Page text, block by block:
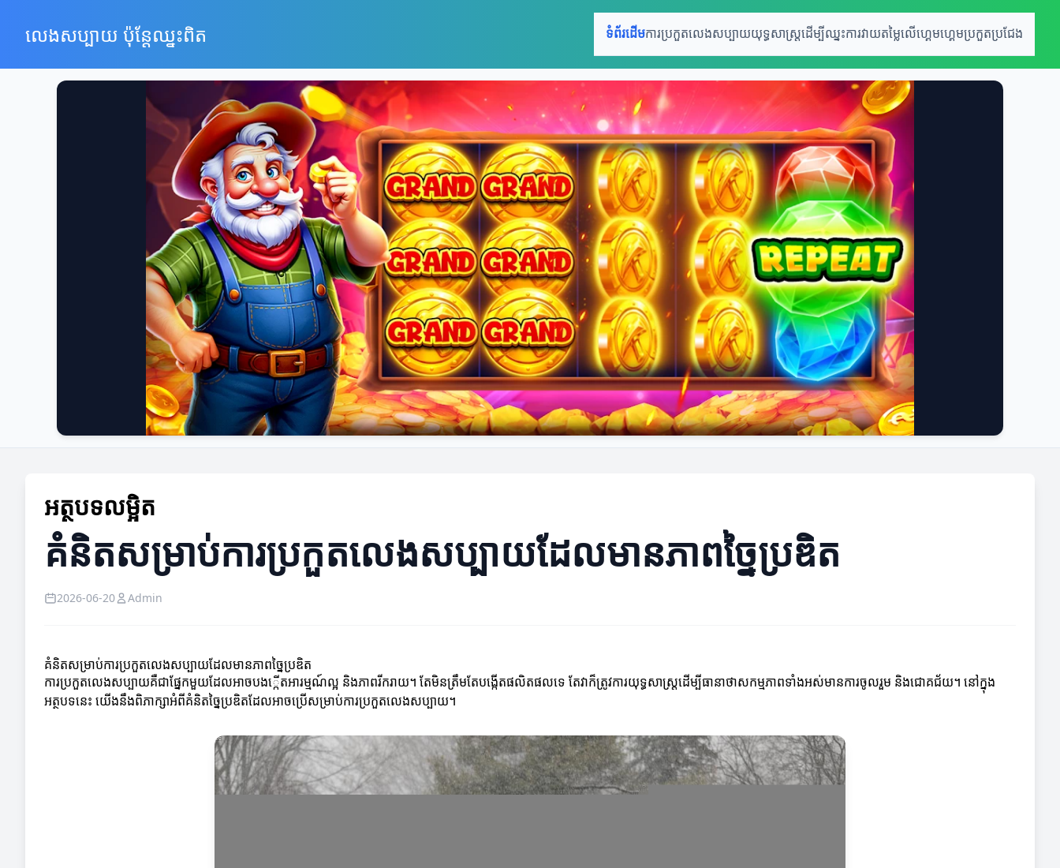
លេងសប្បាយ ប៉ុន្តែឈ្នះពិត ទំព័រដើមការប្រកួតលេងសប្បាយយុទ្ធសាស្រ្តដើម្បីឈ្នះការវាយតម្លៃលើហ្គេមហ្គេមប្រកួតប្រជែង
អត្ថបទលម្អិត
គំនិតសម្រាប់ការប្រកួតលេងសប្បាយដែលមានភាពច្នៃប្រឌិត
2026-06-20 Admin
គំនិតសម្រាប់ការប្រកួតលេងសប្បាយដែលមានភាពច្នៃប្រឌិត
ការប្រកួតលេងសប្បាយគឺជាផ្នែកមួយដែលអាចបង្កើតអារម្មណ៍ល្អ និងភាពរីករាយ។ តែមិនត្រឹមតែបង្កើតផលិតផលទេ តែវាក៏ត្រូវការយុទ្ធសាស្ត្រដើម្បីធានាថាសកម្មភាពទាំងអស់មានការចូលរួម និងជោគជ័យ។ នៅក្នុង
អត្ថបទនេះ យើងនឹងពិភាក្សាអំពីគំនិតច្នៃប្រឌិតដែលអាចប្រើសម្រាប់ការប្រកួតលេងសប្បាយ។